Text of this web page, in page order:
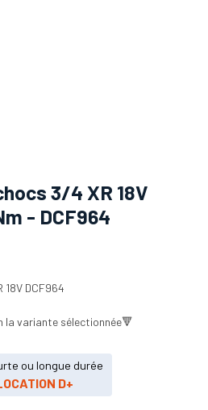
3/4 XR 18V
- DCF964
18V DCF964
la variante sélectionnée🔻
ou longue durée
D+